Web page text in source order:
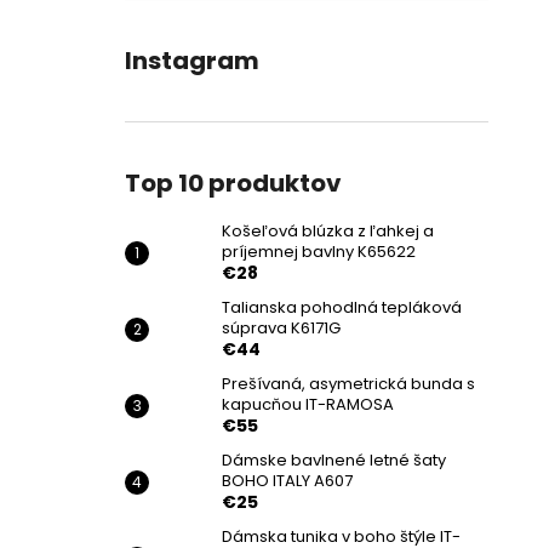
Instagram
Top 10 produktov
Košeľová blúzka z ľahkej a
príjemnej bavlny K65622
€28
Talianska pohodlná tepláková
súprava K6171G
€44
Prešívaná, asymetrická bunda s
kapucňou IT-RAMOSA
€55
Dámske bavlnené letné šaty
BOHO ITALY A607
€25
Dámska tunika v boho štýle IT-